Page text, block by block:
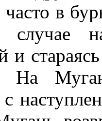
в
и
На